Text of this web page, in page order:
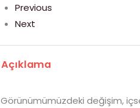
Previous
Next
Açıklama
Görünümümüzdeki değişim,